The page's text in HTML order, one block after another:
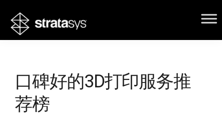
口碑好的3D打印服务推
荐榜